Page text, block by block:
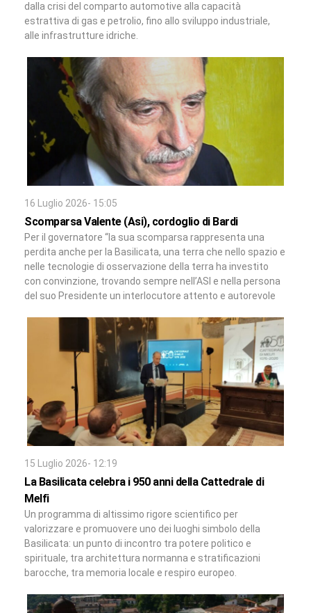
dalla crisi del comparto automotive alla capacità
estrattiva di gas e petrolio, fino allo sviluppo industriale,
alle infrastrutture idriche.
16 Luglio 2026- 15:05
Scomparsa Valente (Asi), cordoglio di Bardi
Per il governatore “la sua scomparsa rappresenta una
perdita anche per la Basilicata, una terra che nello spazio e
nelle tecnologie di osservazione della terra ha investito
con convinzione, trovando sempre nell’ASI e nella persona
del suo Presidente un interlocutore attento e autorevole
15 Luglio 2026- 12:19
La Basilicata celebra i 950 anni della Cattedrale di
Melfi
Un programma di altissimo rigore scientifico per
valorizzare e promuovere uno dei luoghi simbolo della
Basilicata: un punto di incontro tra potere politico e
spirituale, tra architettura normanna e stratificazioni
barocche, tra memoria locale e respiro europeo.